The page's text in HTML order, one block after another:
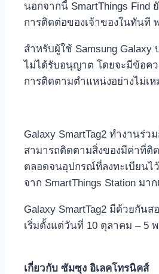
นอกจากนี้ SmartThings Find
การติดต่อของเจ้าของในทันที
สำหรับผู้ใช้ Samsung Galaxy
ไม่ได้รับอนุญาต โดยจะมีข้อคว
การติดตามตำแหน่งอย่างไม่เห
Galaxy SmartTag2 ทำงานร่
สามารถติดตามสิ่งของมีค่าที่ติ
ตลอดจนอุปกรณ์ที่ลงทะเบียนไ
จาก SmartThings Station ม
Galaxy SmartTag2 มีด้วยกัน
เริ่มตั้งแต่วันที่ 10 ตุลาคม – 5
เกี่ยวกับ ซัมซุง อิเลคโทรนิคส์